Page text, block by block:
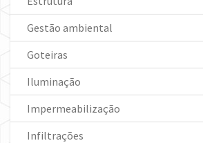
Gestão ambiental
Goteiras
Iluminação
Impermeabilização
Infiltrações